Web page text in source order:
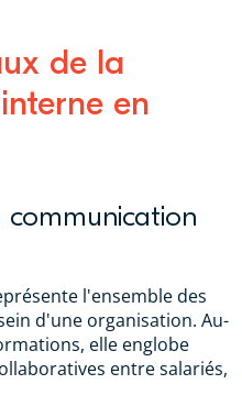
de la
en
l'ensemble des
d'une organisation. Au-
elle englobe
entre salariés,